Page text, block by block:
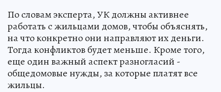
По словам эксперта, УК должны активнее
работать с жильцами домов, чтобы объяснять,
на что конкретно они направляют их деньги.
Тогда конфликтов будет меньше. Кроме того,
еще один важный аспект разногласий -
общедомовые нужды, за которые платят все
жильцы.